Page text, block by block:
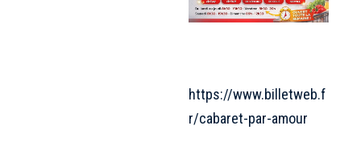
https://www.billetweb.f
r/cabaret-par-amour